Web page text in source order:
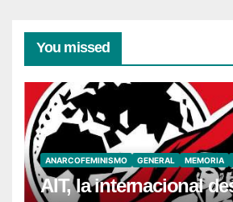
You missed
ANARCOFEMINISMO GENERAL MEMORIA
AIT, la internacional